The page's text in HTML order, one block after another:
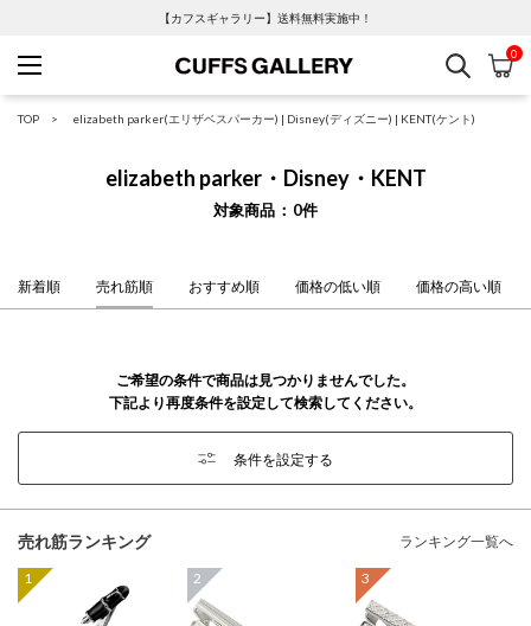
【カフスギャラリー】送料無料実施中！
Cuffs Gallery
検索 カ
0
TOP elizabeth parker(エリザベスパーカー) | Disney(ディズニー) | KENT(ケント)
elizabeth parker・Disney・KENT
対象商品 0件
新着順 売れ筋順 おすすめ順 価格の低い順 価格の高い順
ご希望の条件で商品は見つかりませんでした。
下記より再度条件を設定して検索してください。
条件を設定する
売れ筋ランキング ランキング一覧へ
1 2 3